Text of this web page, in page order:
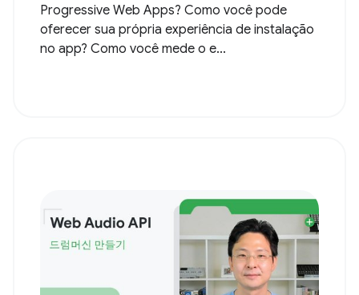
Progressive Web Apps? Como você pode
oferecer sua própria experiência de instalação
no app? Como você mede o e...